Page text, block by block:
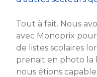
Tout à fait. Nous
avec Monoprix
de listes scolaires
prenait en photo la
nous étions